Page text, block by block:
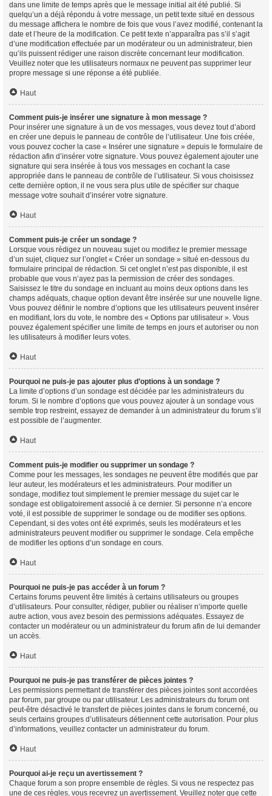
dans une limite de temps après que le message initial ait été publié. Si
quelqu’un a déjà répondu à votre message, un petit texte situé en dessous
du message affichera le nombre de fois que vous l’avez modifié, contenant la
date et l’heure de la modification. Ce petit texte n’apparaîtra pas s’il s’agit
d’une modification effectuée par un modérateur ou un administrateur, bien
qu’ils puissent rédiger une raison discrète concernant leur modification.
Veuillez noter que les utilisateurs normaux ne peuvent pas supprimer leur
propre message si une réponse a été publiée.
Haut
Comment puis-je insérer une signature à mon message ?
Pour insérer une signature à un de vos messages, vous devez tout d’abord
en créer une depuis le panneau de contrôle de l’utilisateur. Une fois créée,
vous pouvez cocher la case « Insérer une signature » depuis le formulaire de
rédaction afin d’insérer votre signature. Vous pouvez également ajouter une
signature qui sera insérée à tous vos messages en cochant la case
appropriée dans le panneau de contrôle de l’utilisateur. Si vous choisissez
cette dernière option, il ne vous sera plus utile de spécifier sur chaque
message votre souhait d’insérer votre signature.
Haut
Comment puis-je créer un sondage ?
Lorsque vous rédigez un nouveau sujet ou modifiez le premier message
d’un sujet, cliquez sur l’onglet « Créer un sondage » situé en-dessous du
formulaire principal de rédaction. Si cet onglet n’est pas disponible, il est
probable que vous n’ayez pas la permission de créer des sondages.
Saisissez le titre du sondage en incluant au moins deux options dans les
champs adéquats, chaque option devant être insérée sur une nouvelle ligne.
Vous pouvez définir le nombre d’options que les utilisateurs peuvent insérer
en modifiant, lors du vote, le nombre des « Options par utilisateur ». Vous
pouvez également spécifier une limite de temps en jours et autoriser ou non
les utilisateurs à modifier leurs votes.
Haut
Pourquoi ne puis-je pas ajouter plus d’options à un sondage ?
La limite d’options d’un sondage est décidée par les administrateurs du
forum. Si le nombre d’options que vous pouvez ajouter à un sondage vous
semble trop restreint, essayez de demander à un administrateur du forum s’il
est possible de l’augmenter.
Haut
Comment puis-je modifier ou supprimer un sondage ?
Comme pour les messages, les sondages ne peuvent être modifiés que par
leur auteur, les modérateurs et les administrateurs. Pour modifier un
sondage, modifiez tout simplement le premier message du sujet car le
sondage est obligatoirement associé à ce dernier. Si personne n’a encore
voté, il est possible de supprimer le sondage ou de modifier ses options.
Cependant, si des votes ont été exprimés, seuls les modérateurs et les
administrateurs peuvent modifier ou supprimer le sondage. Cela empêche
de modifier les options d’un sondage en cours.
Haut
Pourquoi ne puis-je pas accéder à un forum ?
Certains forums peuvent être limités à certains utilisateurs ou groupes
d’utilisateurs. Pour consulter, rédiger, publier ou réaliser n’importe quelle
autre action, vous avez besoin des permissions adéquates. Essayez de
contacter un modérateur ou un administrateur du forum afin de lui demander
un accès.
Haut
Pourquoi ne puis-je pas transférer de pièces jointes ?
Les permissions permettant de transférer des pièces jointes sont accordées
par forum, par groupe ou par utilisateur. Les administrateurs du forum ont
peut-être désactivé le transfert de pièces jointes dans le forum concerné, ou
seuls certains groupes d’utilisateurs détiennent cette autorisation. Pour plus
d’informations, veuillez contacter un administrateur du forum.
Haut
Pourquoi ai-je reçu un avertissement ?
Chaque forum a son propre ensemble de règles. Si vous ne respectez pas
une de ces règles, vous recevrez un avertissement. Veuillez noter que cette